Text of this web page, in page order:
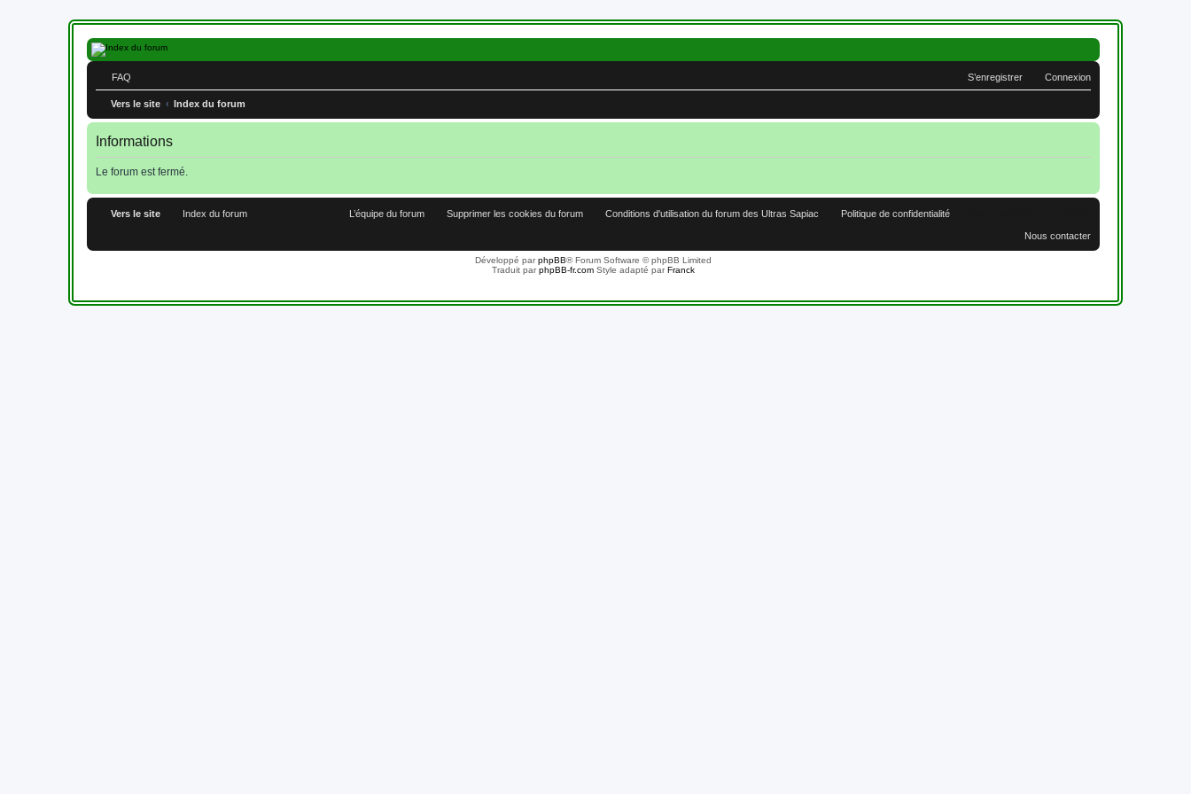
FAQ Connexion
S’enregistrer
Vers le site Index du forum
Informations
Le forum est fermé.
Vers le site Index du forum Politique de confidentialité
Conditions d'utilisation du forum des Ultras Sapiac
Supprimer les cookies du forum
L’équipe du forum
Nous contacter
Développé parphpBB® Forum Software © phpBB Limited
Traduit parphpBB-fr.comStyle adapté parFranck